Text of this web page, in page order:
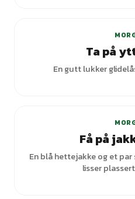
Ta på
En gutt lukker
Få på
En blå hettejakke og et
lisser